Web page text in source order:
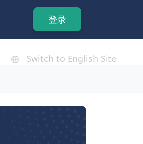
登录
Switch to English Site